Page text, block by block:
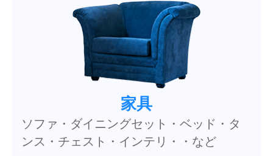
家具
ソファ・ダイニングセット・ベッド・タ
ンス・チェスト・インテリ・・など